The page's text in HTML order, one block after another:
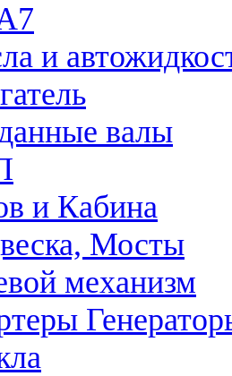
и
валы
и Кабина
Мосты
механизм